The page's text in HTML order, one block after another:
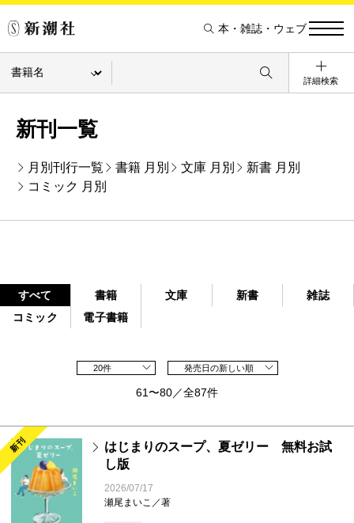
本・雑誌・ウェブ
詳細検索
新刊一覧
月別刊行一覧 書籍 月別 文庫 月別
新書 月別
コミック 月別
すべて 書籍 文庫 新書
雑誌
コミック
電子書籍
20件 発売日の新しい順
61〜80／全87件
新刊
はじまりのスープ、夏ゼリー 無料お試
し版
2026/07/17
瀬尾まいこ／著